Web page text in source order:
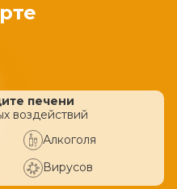
печени
воздействий
Алкоголя
Вирусов